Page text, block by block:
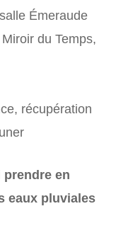
Émeraude
du Temps,
récupération
prendre en
eaux pluviales